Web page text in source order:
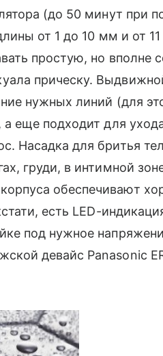
(до 50 минут при
от 1 до 10 мм и от
простую, но вполне
прическу.
нужных линий (для
еще подходит для
Насадка для бритья
груди, в интимной
обеспечивают
есть LED-
под нужное
девайс Panasonic